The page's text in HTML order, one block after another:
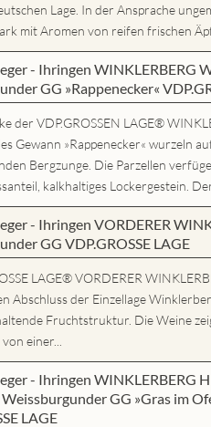
Lage. In der Ansprache
mit Aromen von reifen frischen
- Ihringen WINKLERBERG
GG »Rappenecker«
der VDP.GROSSEN LAGE®
Gewann »Rappenecker« wurzeln
Bergzunge. Die Parzellen
kalkhaltiges Lockergestein.
- Ihringen VORDERER
GG VDP.GROSSE LAGE
LAGE® VORDERER
Abschluss der Einzellage
Fruchtstruktur. Die Weine
einer...
- Ihringen WINKLERBERG
GG »Gras im
LAGE